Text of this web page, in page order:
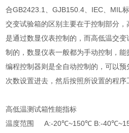
合GB2423.1、GJB150.4、IEC、MIL
交变试验箱的区别主要在于控制部分
是通过数显仪表控制的，而高低温交
制的，数显仪表一般都为手动控制，
编程控制器则是全自动控制的，可以
次数设置进去，然后按照所设置的程序
高低温测试箱性能指标
温度范围 A:-20℃~150℃ B:-